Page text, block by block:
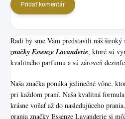
Pridať komentár
Radi by sme Vám predstavili náš
značky Essenze Lavanderie, ktoré sú
kvalitného parfumu a sú zároveň
Naša značka ponúka jedinečné vône,
pri každom praní. Naša kvalitná
krásne voňať až do nasledujúceho
prania značky Essenze Lavanderie si